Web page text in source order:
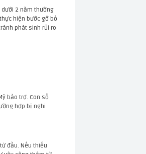
dưới 2 năm thường
hiện bước gỡ bỏ
phát sinh rủi ro
bảo trợ. Con số
hợp bị nghi
đầu. Nếu thiếu